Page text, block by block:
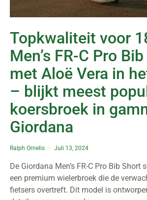
Topkwaliteit voor
Men’s FR-C Pro
met Aloë Vera in
– blijkt meest
koersbroek in
Giordana
Ralph Ornelis Juli 13, 2024
De Giordana Men’s FR-C Pro Bib Short
een premium wielerbroek die de
fietsers overtreft. Dit model is